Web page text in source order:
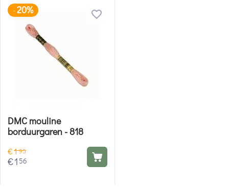
-20%
DMC mouline
borduurgaren - 818
€195
€1 56